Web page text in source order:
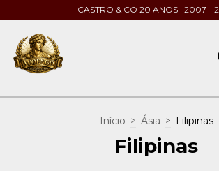
CASTRO & CO 20 ANOS | 2007 -
Início > Ásia > Filipinas
Filipinas